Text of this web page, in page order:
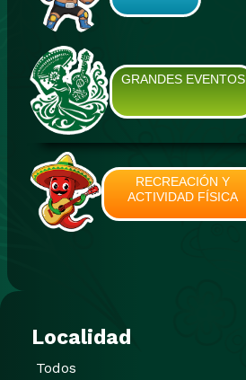
Localidad
Todos
GRANDES EVENTOS
RECREACIÓN Y
ACTIVIDAD FÍSICA